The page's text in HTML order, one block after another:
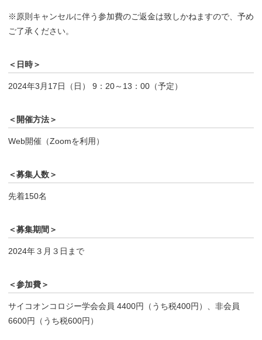
※原則キャンセルに伴う参加費のご返金は致しかねますので、予め
ご了承ください。
＜日時＞
2024年3月17日（日） 9：20～13：00（予定）
＜開催方法＞
Web開催（Zoomを利用）
＜募集人数＞
先着150名
＜募集期間＞
2024年３月３日まで
＜参加費＞
サイコオンコロジー学会会員 4400円（うち税400円）、非会員
6600円（うち税600円）